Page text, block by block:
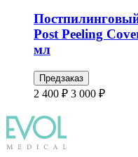
Post Peeling
мл
Предзаказ
2 400 ₽ 3 000 ₽